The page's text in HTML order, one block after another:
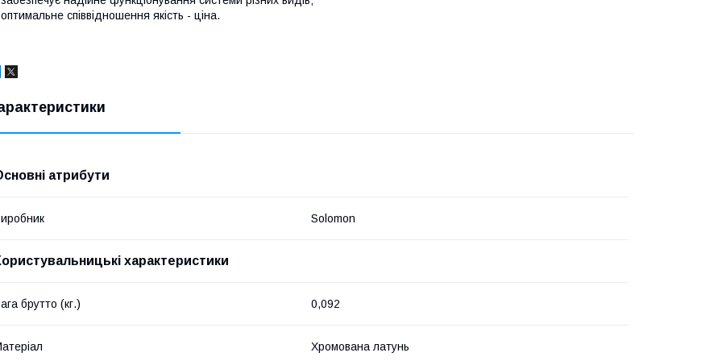
оптимальне співвідношення якість - ціна.
атрибути
Solomon
характеристики
брутто (кг.) 0,092
Хромована латунь